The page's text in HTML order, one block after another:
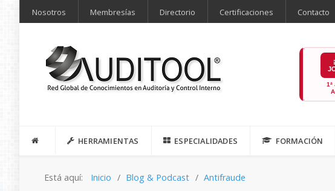
Nosotros Membresías Directorio Certificaciones Contacto
1ª
HERRAMIENTAS ESPECIALIDADES FORMACIÓN
Está aquí: Inicio Blog & Podcast Antifraude